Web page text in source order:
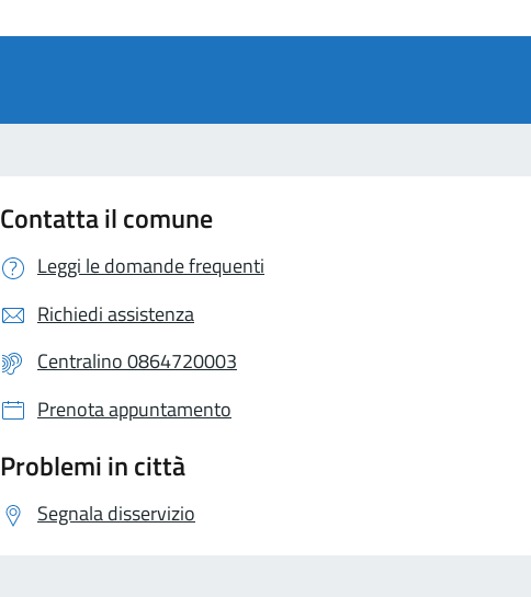
Contatta il comune
Leggi le domande frequenti
Richiedi assistenza
Centralino 0864720003
Prenota appuntamento
Problemi in città
Segnala disservizio